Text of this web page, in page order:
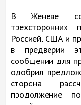
В Женеве
Россией, США и
в предверии
сообщении для
одобрил
сторона
продолжение